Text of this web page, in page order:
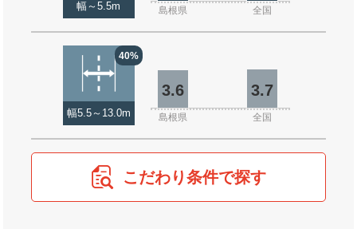
幅～5.5m 島根県 全国
40%
幅5.5～13.0m
3.6 3.7
島根県 全国
こだわり条件で探す